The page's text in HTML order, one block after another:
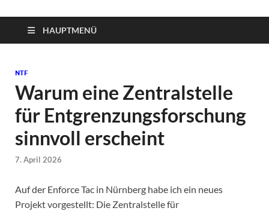
HAUPTMENÜ
NTF
Warum eine Zentralstelle
für Entgrenzungsforschung
sinnvoll erscheint
7. April 2026
Auf der Enforce Tac in Nürnberg habe ich ein neues
Projekt vorgestellt: Die Zentralstelle für